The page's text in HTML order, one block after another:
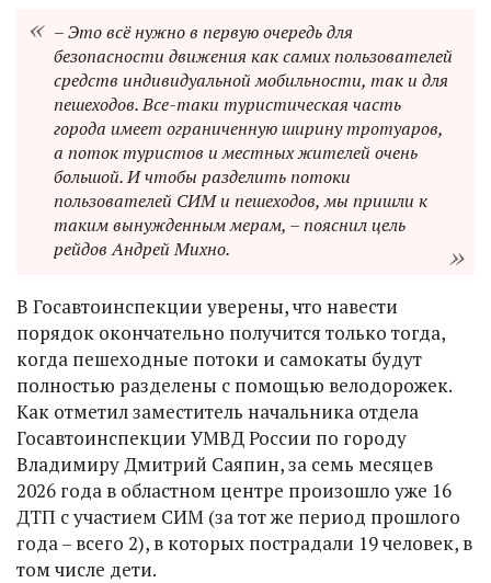
– Это всё нужно в первую очередь для
безопасности движения как самих пользователей
средств индивидуальной мобильности, так и для
пешеходов. Все-таки туристическая часть
города имеет ограниченную ширину тротуаров,
а поток туристов и местных жителей очень
большой. И чтобы разделить потоки
пользователей СИМ и пешеходов, мы пришли к
таким вынужденным мерам, – пояснил цель
рейдов Андрей Михно.
В Госавтоинспекции уверены, что навести
порядок окончательно получится только тогда,
когда пешеходные потоки и самокаты будут
полностью разделены с помощью велодорожек.
Как отметил заместитель начальника отдела
Госавтоинспекции УМВД России по городу
Владимиру Дмитрий Саяпин, за семь месяцев
2026 года в областном центре произошло уже 16
ДТП с участием СИМ (за тот же период прошлого
года – всего 2), в которых пострадали 19 человек, в
том числе дети.